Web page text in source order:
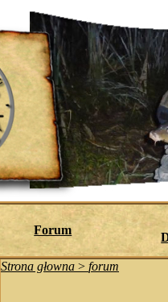
Forum
Strona głowna > forum